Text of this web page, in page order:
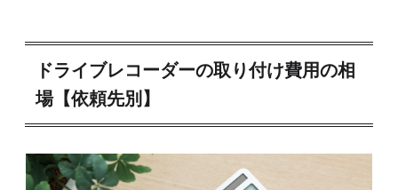
ドライブレコーダーの取り付け費用の相
場【依頼先別】